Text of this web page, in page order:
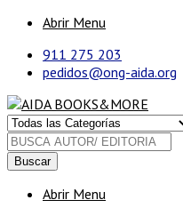
Abrir Menu
911 275 203
pedidos@ong-aida.org
Buscar
Abrir Menu